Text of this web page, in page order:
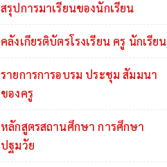
สรุปการมาเรียนของนักเรียน
คลังเกียรติบัตรโรงเรียน ครู นักเรียน
รายการการอบรม ประชุม สัมมนา
ของครู
หลักสูตรสถานศึกษา การศึกษา
ปฐมวัย